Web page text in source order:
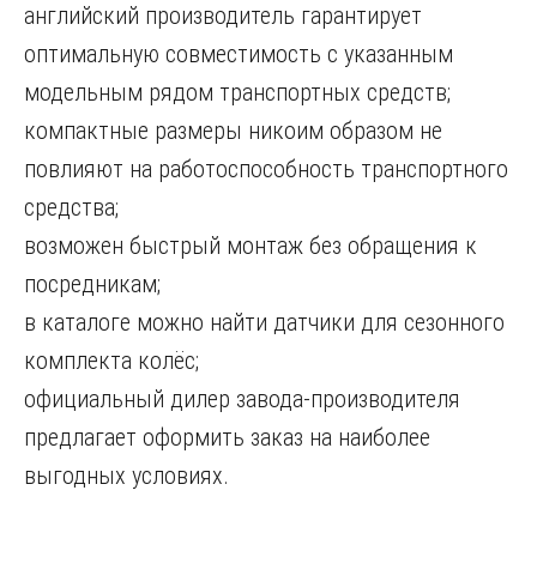
английский производитель гарантирует
оптимальную совместимость с указанным
модельным рядом транспортных средств;
компактные размеры никоим образом не
повлияют на работоспособность транспортного
средства;
возможен быстрый монтаж без обращения к
посредникам;
в каталоге можно найти датчики для сезонного
комплекта колёс;
официальный дилер завода-производителя
предлагает оформить заказ на наиболее
выгодных условиях.